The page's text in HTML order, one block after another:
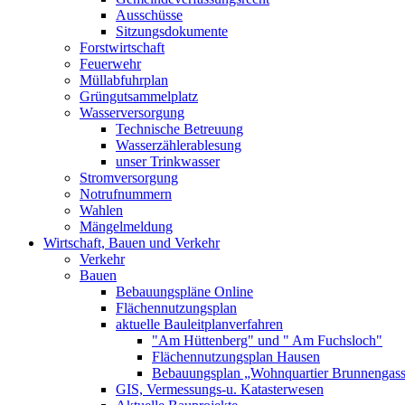
Ausschüsse
Sitzungsdokumente
Forstwirtschaft
Feuerwehr
Müllabfuhrplan
Grüngutsammelplatz
Wasserversorgung
Technische Betreuung
Wasserzählerablesung
unser Trinkwasser
Stromversorgung
Notrufnummern
Wahlen
Mängelmeldung
Wirtschaft, Bauen und Verkehr
Verkehr
Bauen
Bebauungspläne Online
Flächennutzungsplan
aktuelle Bauleitplanverfahren
"Am Hüttenberg" und " Am Fuchsloch"
Flächennutzungsplan Hausen
Bebauungsplan „Wohnquartier
GIS, Vermessungs-u. Katasterwesen